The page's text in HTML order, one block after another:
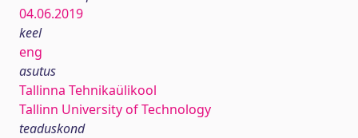
04.06.2019
keel
eng
asutus
Tallinna Tehnikaülikool
Tallinn University of Technology
teaduskond